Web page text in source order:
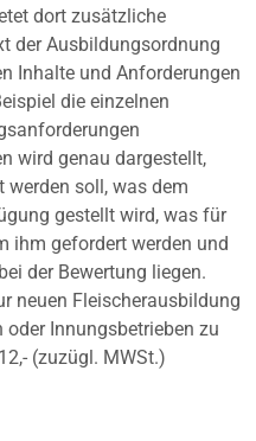
dort zusätzliche
der Ausbildungsordnung
Inhalte und Anforderungen
die einzelnen
wird genau dargestellt,
soll, was dem
gestellt wird, was für
ihm gefordert werden und
der Bewertung liegen.
neuen Fleischerausbildung
Innungsbetrieben zu
(zuzügl. MWSt.)